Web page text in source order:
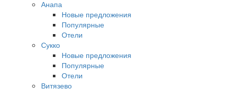
Анапа
Новые предложения
Популярные
Отели
Сукко
Новые предложения
Популярные
Отели
Витязево